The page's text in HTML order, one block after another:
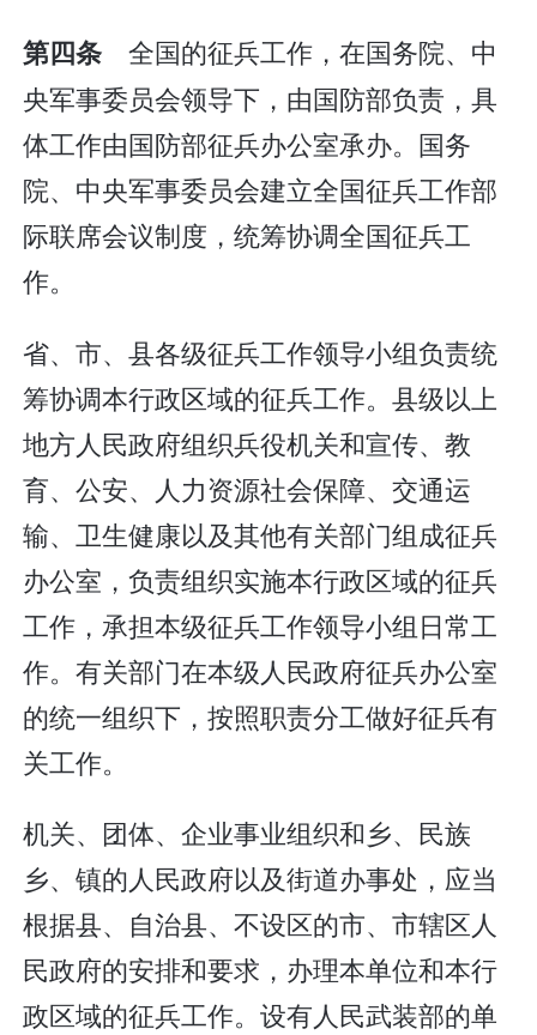
第四条 全国的征兵工作，在国务院、中
央军事委员会领导下，由国防部负责，具
体工作由国防部征兵办公室承办。国务
院、中央军事委员会建立全国征兵工作部
际联席会议制度，统筹协调全国征兵工
作。
省、市、县各级征兵工作领导小组负责统
筹协调本行政区域的征兵工作。县级以上
地方人民政府组织兵役机关和宣传、教
育、公安、人力资源社会保障、交通运
输、卫生健康以及其他有关部门组成征兵
办公室，负责组织实施本行政区域的征兵
工作，承担本级征兵工作领导小组日常工
作。有关部门在本级人民政府征兵办公室
的统一组织下，按照职责分工做好征兵有
关工作。
机关、团体、企业事业组织和乡、民族
乡、镇的人民政府以及街道办事处，应当
根据县、自治县、不设区的市、市辖区人
民政府的安排和要求，办理本单位和本行
政区域的征兵工作。设有人民武装部的单